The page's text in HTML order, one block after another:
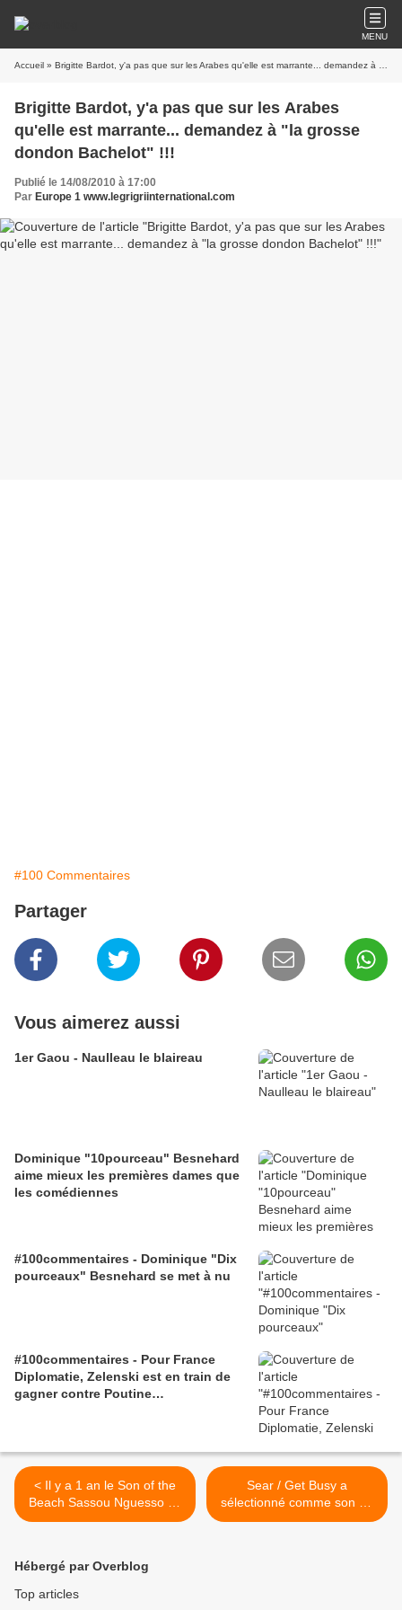
MENU
Accueil » Brigitte Bardot, y'a pas que sur les Arabes qu'elle est marrante... demandez à "la grosse dondon Bachelot" !!!
Brigitte Bardot, y'a pas que sur les Arabes
qu'elle est marrante... demandez à "la grosse
dondon Bachelot" !!!
Publié le 14/08/2010 à 17:00
Par Europe 1 www.legrigriinternational.com
#100 Commentaires
Partager
Vous aimerez aussi
1er Gaou - Naulleau le blaireau
Dominique "10pourceau" Besnehard
aime mieux les premières dames que
les comédiennes
#100commentaires - Dominique "Dix
pourceaux" Besnehard se met à nu
#100commentaires - Pour France
Diplomatie, Zelenski est en train de
gagner contre Poutine…
< Il y a 1 an le Son of the
Beach Sassou Nguesso se
faisait investir...
Sear / Get Busy a
sélectionné comme son du
jour... Semaine
Hébergé par Overblog
Top articles